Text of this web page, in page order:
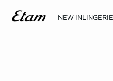
NEW INLINGERIE